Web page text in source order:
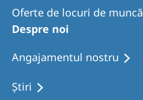
Asia Pacific
Australia
Philippines
North America
Oferte de locuri de muncă
Despre noi
Angajamentul nostru
Ştiri